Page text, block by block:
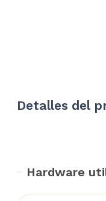
Detalles del
Hardware